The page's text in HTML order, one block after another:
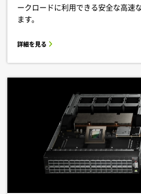
ークロードに利用できる安全な高速
ます。
詳細を見る